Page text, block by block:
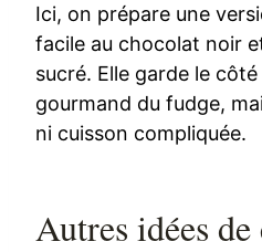
Ici, on prépare une
facile au chocolat noir
sucré. Elle garde le
gourmand du fudge,
ni cuisson compliquée.
Autres idées de